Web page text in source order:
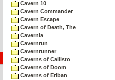
Cavern 10
Cavern Commander
Cavern Escape
Cavern of Death, The
Cavernia
Cavernrun
Cavernrunner
Caverns of Callisto
Caverns of Doom
Caverns of Eriban